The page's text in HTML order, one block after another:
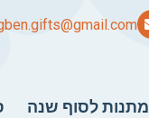
מתנות לסוף שנה